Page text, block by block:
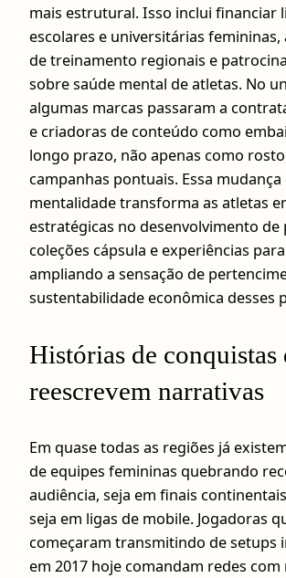
mais estrutural. Isso inclui financiar
escolares e universitárias
de treinamento regionais e
sobre saúde mental de atletas. No
algumas marcas passaram a
e criadoras de conteúdo como
longo prazo, não apenas como
campanhas pontuais. Essa mudança
mentalidade transforma as atletas
estratégicas no desenvolvimento de
coleções cápsula e experiências
ampliando a sensação de
sustentabilidade econômica desses
Histórias de conquistas
reescrevem narrativas
Em quase todas as regiões já
de equipes femininas quebrando
audiência, seja em finais
seja em ligas de mobile. Jogadoras
começaram transmitindo de setups
em 2017 hoje comandam redes